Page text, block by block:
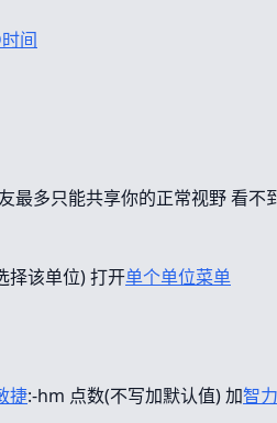
间
最多只能共享你的正常视野 看不
择该单位) 打开单个单位菜单
捷:-hm 点数(不写加默认值) 加智力